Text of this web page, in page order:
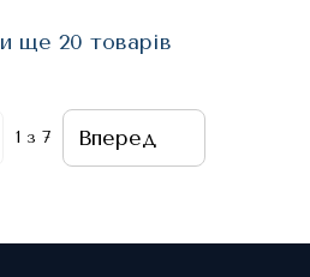
ще 20 товарів
1 з 7 Вперед